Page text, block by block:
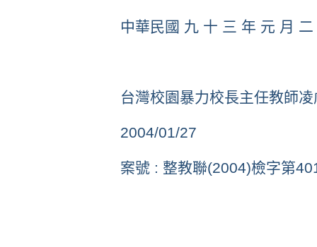
中華民國 九 十 三 年 元 月
台灣校園暴力校長主任教師
2004/01/27
案號 : 整教聯(2004)檢字第